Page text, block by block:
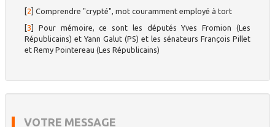
2 ]Comprendre "crypté", mot couramment employé à tort
3 ]Pour mémoire, ce sont les députés Yves Fromion (Les
Républicains) et Yann Galut (PS) et les sénateurs François Pillet
et Remy Pointereau (Les Républicains)
VOTRE MESSAGE